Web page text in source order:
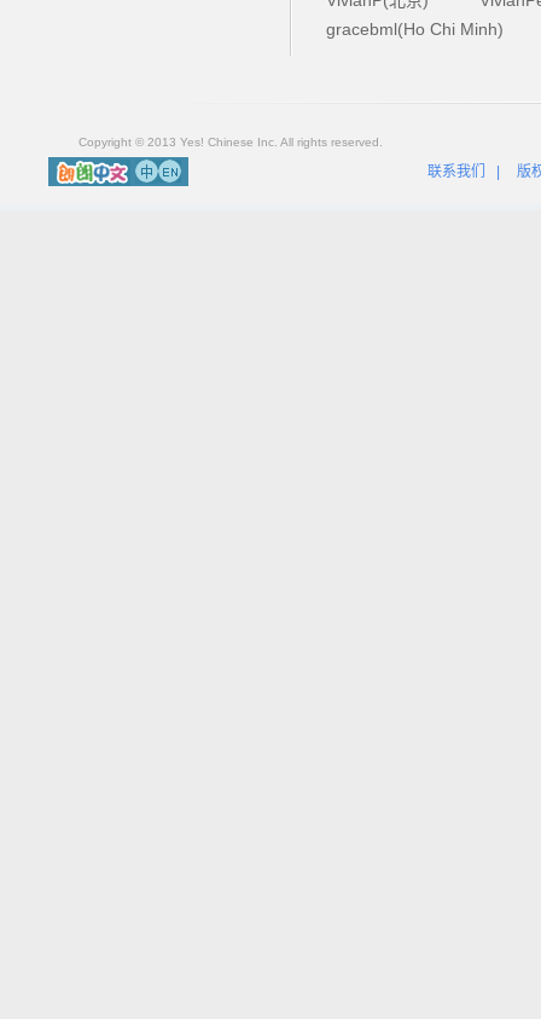
gracebml(Ho Chi Minh)
Copyright © 2013 Yes! Chinese Inc. All rights reserved.
联系我们 | 版